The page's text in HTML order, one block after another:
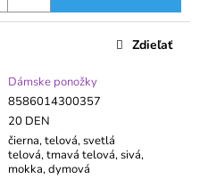
Dámske ponožky
8586014300357
20 DEN
čierna, telová, svetlá
telová, tmavá telová, sivá,
mokka, dymová
Zdieľať